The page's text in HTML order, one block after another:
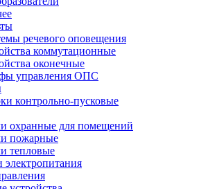
речевого оповещения
коммутационные
оконечные
управления ОПС
контрольно-пусковые
охранные для помещений
пожарные
тепловые